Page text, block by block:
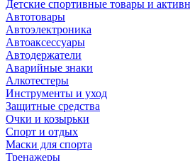
Детские спортивные товары и
Автотовары
Автоэлектроника
Автоаксессуары
Автодержатели
Аварийные знаки
Алкотестеры
Инструменты и уход
Защитные средства
Очки и козырьки
Спорт и отдых
Маски для спорта
Тренажеры